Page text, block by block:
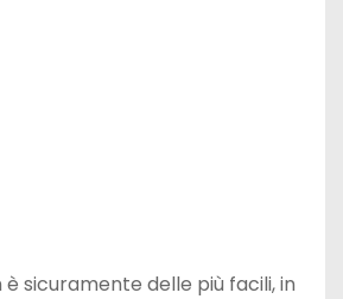
è sicuramente delle più facili, in